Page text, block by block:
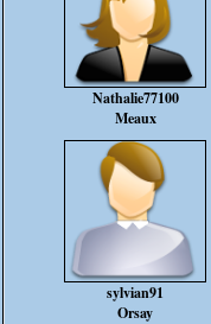
Nathalie77100
Meaux
sylvian91
Orsay